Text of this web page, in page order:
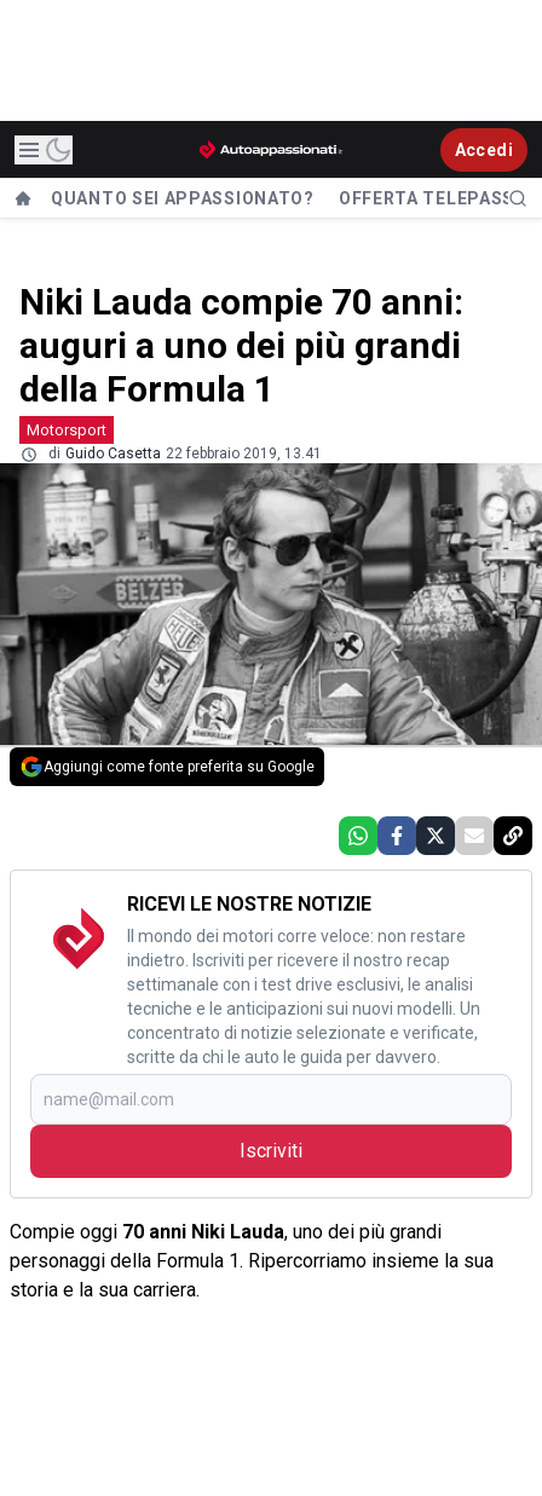
Accedi
QUANTO SEI APPASSIONATO? OFFERTA TELEPASS
Niki Lauda compie 70 anni:
auguri a uno dei più grandi
della Formula 1
Motorsport
di Guido Casetta 22 febbraio 2019, 13.41
Aggiungi come fonte preferita su Google
RICEVI LE NOSTRE NOTIZIE
Il mondo dei motori corre veloce: non restare
indietro. Iscriviti per ricevere il nostro recap
settimanale con i test drive esclusivi, le analisi
tecniche e le anticipazioni sui nuovi modelli. Un
concentrato di notizie selezionate e verificate,
scritte da chi le auto le guida per davvero.
Iscriviti
Compie oggi 70 anni Niki Lauda, uno dei più grandi
personaggi della Formula 1. Ripercorriamo insieme la sua
storia e la sua carriera.